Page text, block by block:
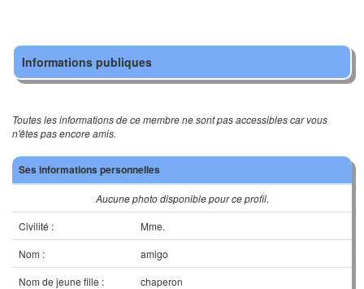
Informations publiques
Toutes les informations de ce membre ne sont pas accessibles car vous
n'êtes pas encore amis.
Ses informations personnelles
Aucune photo disponible pour ce profil.
Civilité :
Mme.
Nom :
amigo
Nom de jeune fille :
chaperon